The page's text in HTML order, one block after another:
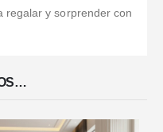
regalar y sorprender con